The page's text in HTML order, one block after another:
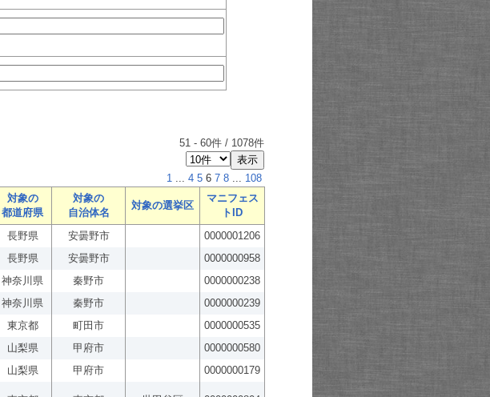
51 - 60件 / 1078件
1 ... 4 5 6 7 8 ... 108
対象の
都道府県
対象の
自治体名
対象の選挙区
マニフェス
トID
長野県 安曇野市
0000001206
長野県 安曇野市
0000000958
神奈川県 秦野市
0000000238
神奈川県 秦野市
0000000239
東京都 町田市
0000000535
山梨県 甲府市
0000000580
山梨県 甲府市 0000000179